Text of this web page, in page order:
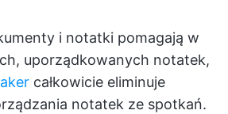
i notatki pomagają w
uporządkowanych notatek,
całkowicie eliminuje
notatek ze spotkań.